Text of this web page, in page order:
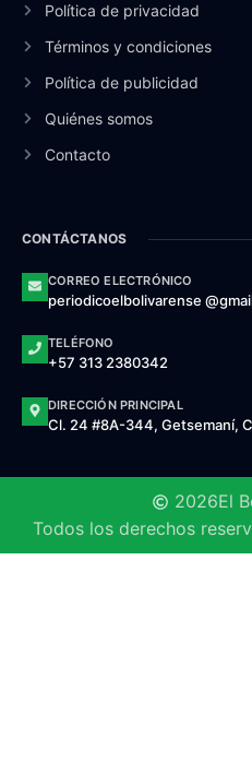
Política de privacidad
Términos y condiciones
Política de publicidad
Quiénes somos
Contacto
CONTÁCTANOS
CORREO ELECTRÓNICO
periodicoelbolivarense
TELÉFONO
+57 313 2380342
DIRECCIÓN PRINCIPAL
Cl. 24 #8A-344, Getsemaní,
2026El
Todos los derechos